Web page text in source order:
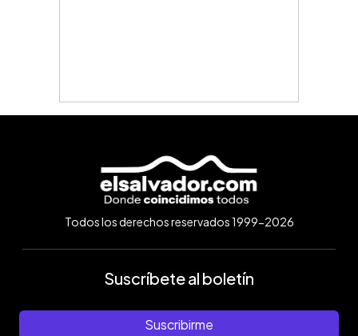
Todos los derechos reservados 1999-2026
Suscríbete al boletín
Suscribirme